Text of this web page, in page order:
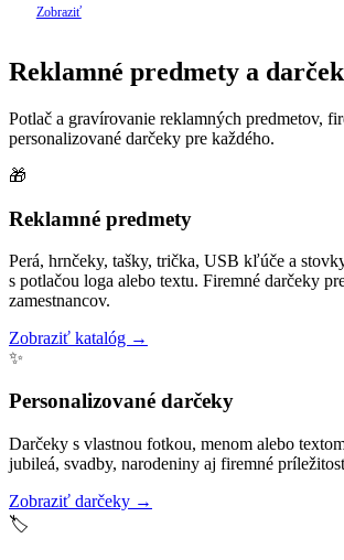
Zobraziť
Reklamné predmety a
Potlač a gravírovanie reklamných predmetov,
personalizované darčeky pre každého.
🎁
Reklamné predmety
Perá, hrnčeky, tašky, trička, USB kľúče a
s potlačou loga alebo textu. Firemné darčeky
zamestnancov.
Zobraziť katalóg →
✨
Personalizované darčeky
Darčeky s vlastnou fotkou, menom alebo
jubileá, svadby, narodeniny aj firemné
Zobraziť darčeky →
🏷️